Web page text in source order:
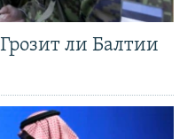
ли Балтии